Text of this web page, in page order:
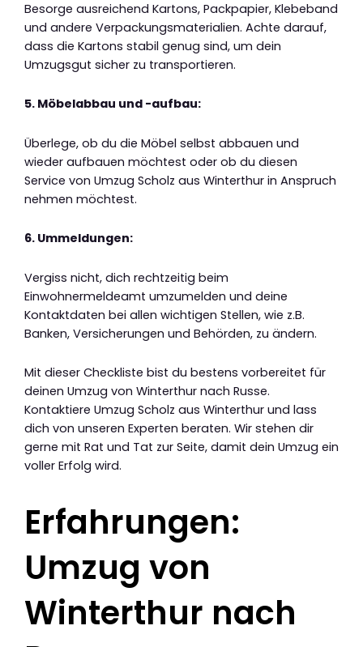
Besorge ausreichend Kartons, Packpapier, Klebeband
und andere Verpackungsmaterialien. Achte darauf,
dass die Kartons stabil genug sind, um dein
Umzugsgut sicher zu transportieren.
5. Möbelabbau und -aufbau:
Überlege, ob du die Möbel selbst abbauen und
wieder aufbauen möchtest oder ob du diesen
Service von Umzug Scholz aus Winterthur in Anspruch
nehmen möchtest.
6. Ummeldungen:
Vergiss nicht, dich rechtzeitig beim
Einwohnermeldeamt umzumelden und deine
Kontaktdaten bei allen wichtigen Stellen, wie z.B.
Banken, Versicherungen und Behörden, zu ändern.
Mit dieser Checkliste bist du bestens vorbereitet für
deinen Umzug von Winterthur nach Russe.
Kontaktiere Umzug Scholz aus Winterthur und lass
dich von unseren Experten beraten. Wir stehen dir
gerne mit Rat und Tat zur Seite, damit dein Umzug ein
voller Erfolg wird.
Erfahrungen:
Umzug von
Winterthur nach